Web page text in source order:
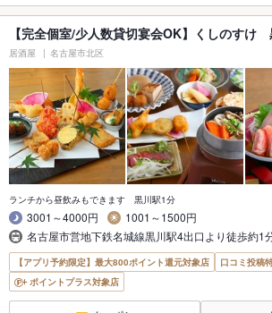
【完全個室/少人数貸切宴会OK】くしのすけ
居酒屋 名古屋市北区
ランチから昼飲みもできます 黒川駅1分
3001～4000円
1001～1500円
名古屋市営地下鉄名城線黒川駅4出口より徒歩約1
【アプリ予約限定】最大800ポイント還元対象店
口コミ投稿
ポイントプラス対象店